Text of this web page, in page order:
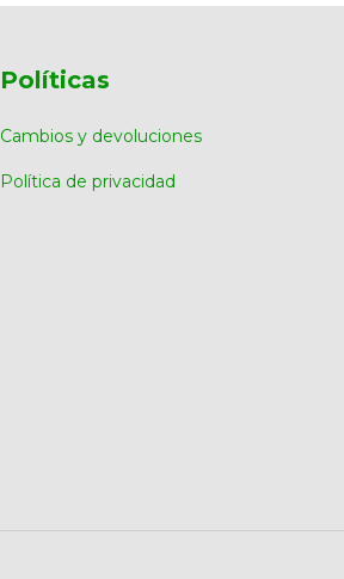
Políticas
Cambios y devoluciones
Política de privacidad